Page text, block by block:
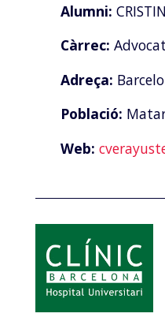
Alumni:
Càrrec:
Adreça:
Població:
Web: